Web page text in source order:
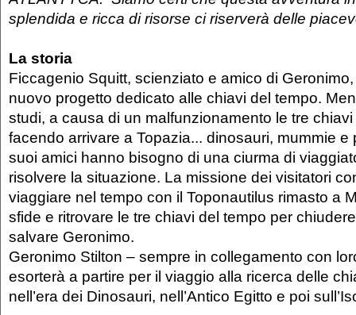
splendida e ricca di risorse ci riserverà delle
La storia
Ficcagenio Squitt, scienziato e amico di
nuovo progetto dedicato alle chiavi del tempo.
studi, a causa di un malfunzionamento le tre
facendo arrivare a Topazia... dinosauri, mummie e
suoi amici hanno bisogno di una ciurma di
risolvere la situazione. La missione dei visitatori
viaggiare nel tempo con il Toponautilus rimasto a
sfide e ritrovare le tre chiavi del tempo per
salvare Geronimo.
Geronimo Stilton – sempre in collegamento con
esorterà a partire per il viaggio alla ricerca delle
nell’era dei Dinosauri, nell’Antico Egitto e poi